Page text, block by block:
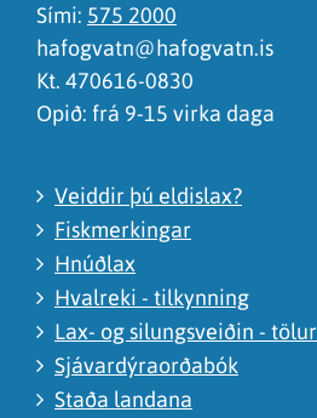
Sími: 575 2000
hafogvatn@hafogvatn.is
Kt. 470616-0830
Opið: frá 9-15 virka daga
Veiddir þú eldislax?
Fiskmerkingar
Hnúðlax
Hvalreki - tilkynning
Lax- og silungsveiðin - tölur
Sjávardýraorðabók
Staða landana